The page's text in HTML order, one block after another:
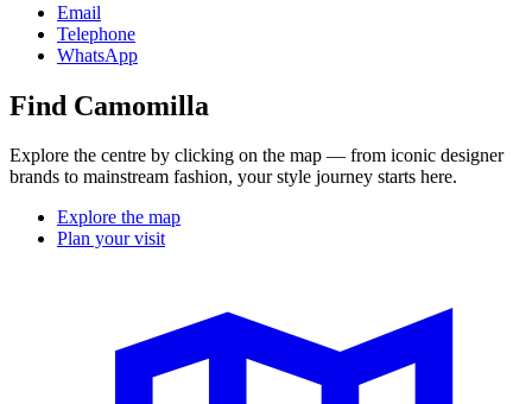
Email
Telephone
WhatsApp
Find Camomilla
Explore the centre by clicking on the map — from iconic designer
brands to mainstream fashion, your style journey starts here.
Explore the map
Plan your visit